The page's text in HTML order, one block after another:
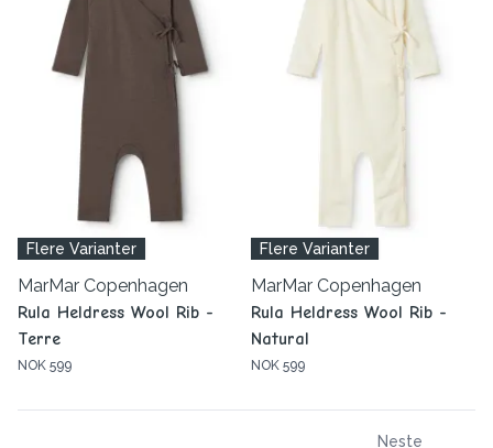
Flere Varianter
MarMar Copenhagen
Rula Heldress Wool Rib -
Terre
NOK 599
Flere Varianter
MarMar Copenhagen
Rula Heldress Wool Rib -
Natural
NOK 599
Neste